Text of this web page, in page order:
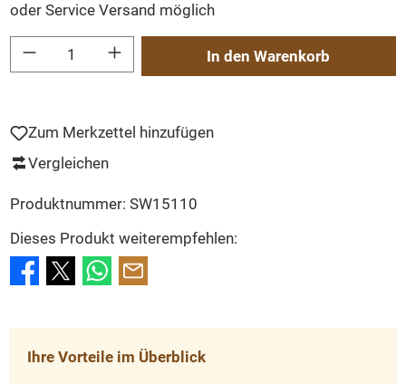
oder Service Versand möglich
Produkt Anzahl: Gib den gewünschten Wert ein oder benutze die Schaltflächen
In den Warenkorb
Zum Merkzettel hinzufügen
Vergleichen
Produktnummer: SW15110
Dieses Produkt weiterempfehlen:
Ihre Vorteile im Überblick